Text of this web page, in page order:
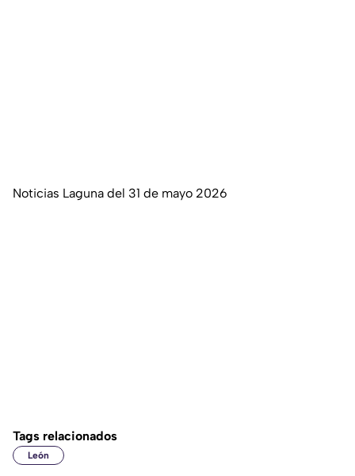
Noticias Laguna del 31 de mayo 2026
Tags relacionados
León